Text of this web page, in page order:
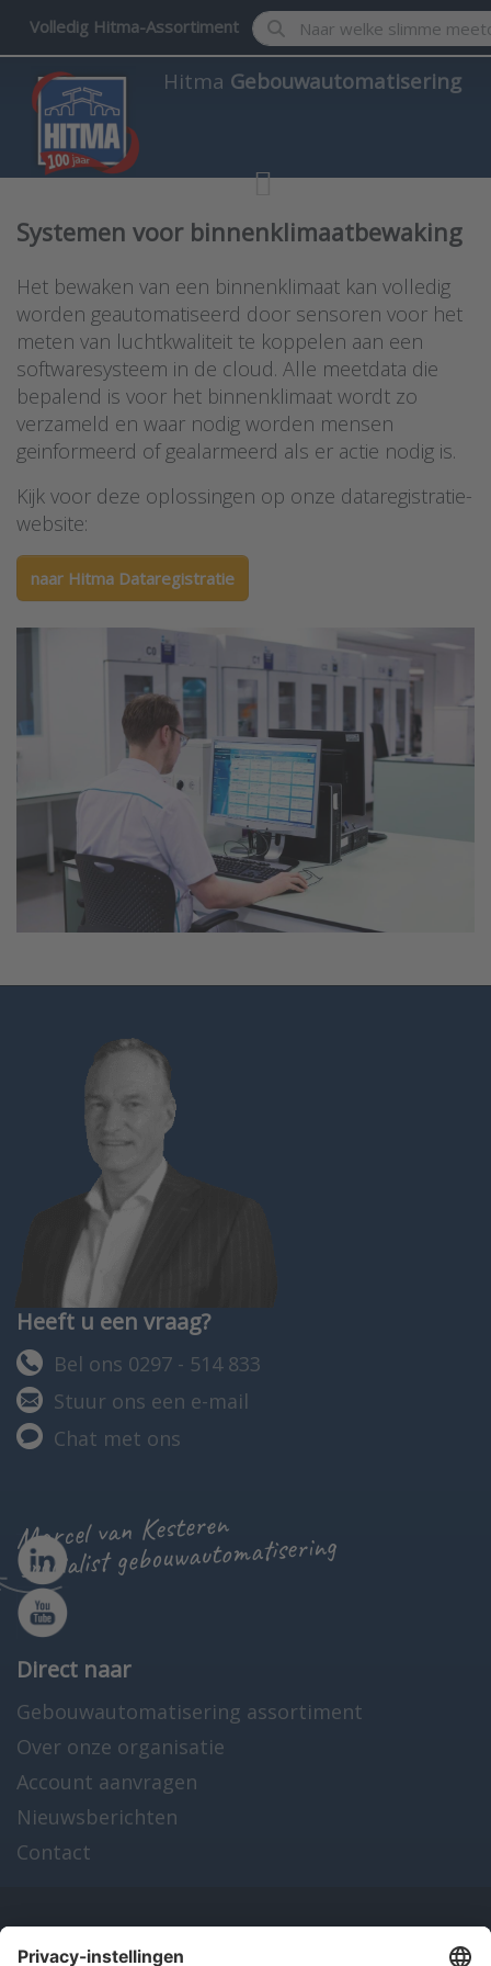
Volledig Hitma-Assortiment Enter a search term.
Hitma Gebouwautomatisering
Systemen voor binnenklimaatbewaking
Het bewaken van een binnenklimaat kan volledig
worden geautomatiseerd door sensoren voor het
meten van luchtkwaliteit te koppelen aan een
softwaresysteem in de cloud. Alle meetdata die
bepalend is voor het binnenklimaat wordt zo
verzameld en waar nodig worden mensen
geinformeerd of gealarmeerd als er actie nodig is.
Kijk voor deze oplossingen op onze dataregistratie-
website:
naar Hitma Dataregistratie
Heeft u een vraag?
Bel ons 0297 - 514 833
Stuur ons een e-mail
Chat met ons
Marcel van Kesteren
specialist gebouwautomatisering
Direct naar
Gebouwautomatisering assortiment
Over onze organisatie
Account aanvragen
Nieuwsberichten
Contact
Onze producten
en diensten